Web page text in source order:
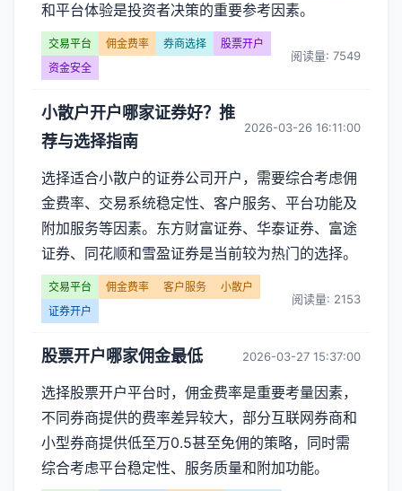
和平台体验是投资者决策的重要参考因素。
交易平台 佣金费率 券商选择
股票开户
资金安全
阅读量: 7549
小散户开户哪家证券好？推
荐与选择指南
2026-03-26 16:11:00
选择适合小散户的证券公司开户，需要综合考虑佣
金费率、交易系统稳定性、客户服务、平台功能及
附加服务等因素。东方财富证券、华泰证券、富途
证券、同花顺和雪盈证券是当前较为热门的选择。
交易平台 佣金费率 客户服务
小散户
证券开户
阅读量: 2153
股票开户哪家佣金最低 2026-03-27 15:37:00
选择股票开户平台时，佣金费率是重要考量因素，
不同券商提供的费率差异较大，部分互联网券商和
小型券商提供低至万0.5甚至免佣的策略，同时需
综合考虑平台稳定性、服务质量和附加功能。